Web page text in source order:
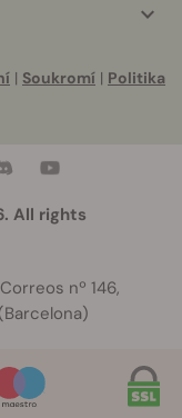
| Soukromí | Politika
All rights
nº 146,